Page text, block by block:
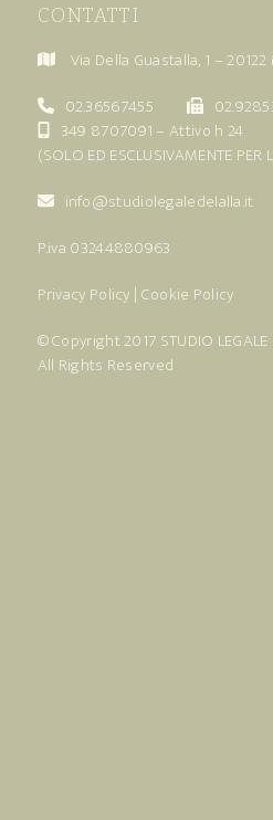
CONTATTI
Via Della Guastalla, 1 –
02.36567455
349 8707091 – Attivo h 24
(SOLO ED ESCLUSIVAMENTE PER
info@studiolegaledelalla.it
P.iva 03244880963
Privacy Policy | Cookie Policy
© Copyright 2017 STUDIO
All Rights Reserved